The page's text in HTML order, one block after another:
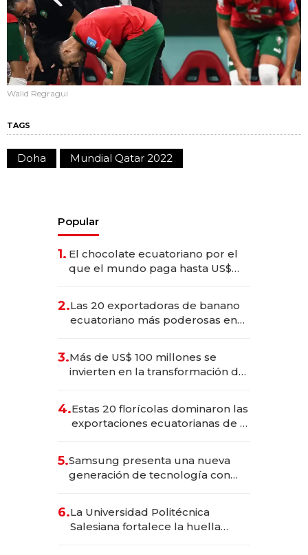
Walid Regragui
TAGS
Doha Mundial Qatar 2022
Popular
1. El chocolate ecuatoriano por el
que el mundo paga hasta US$
2.Las 20 exportadoras de banano
ecuatoriano más poderosas en
3.Más de US$ 100 millones se
invierten en la transformación de
4.Estas 20 florícolas dominaron las
exportaciones ecuatorianas de la
5.Samsung presenta una nueva
generación de tecnología con
6.La Universidad Politécnica
Salesiana fortalece la huella